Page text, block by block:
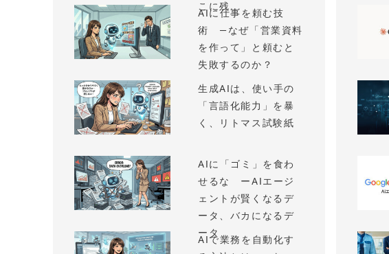
こに残...
AIに仕事を頼む技
術 —なぜ「営業資料
を作って」と頼むと
失敗するのか？
生成AIは、使い手の
「言語化能力」を暴
く、リトマス試験紙
AIに「ゴミ」を食わ
せるな ーAIエージ
ェントが賢くなるデ
ータ、バカになるデ
ータ
AIで業務を自動化す